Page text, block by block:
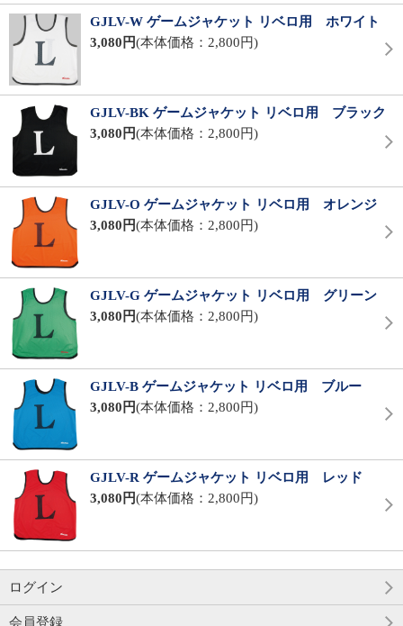
GJLV-W ゲームジャケット リベロ用 ホワイト
3,080円(本体価格：2,800円)
GJLV-BK ゲームジャケット リベロ用 ブラック
3,080円(本体価格：2,800円)
GJLV-O ゲームジャケット リベロ用 オレンジ
3,080円(本体価格：2,800円)
GJLV-G ゲームジャケット リベロ用 グリーン
3,080円(本体価格：2,800円)
GJLV-B ゲームジャケット リベロ用 ブルー
3,080円(本体価格：2,800円)
GJLV-R ゲームジャケット リベロ用 レッド
3,080円(本体価格：2,800円)
ログイン
会員登録